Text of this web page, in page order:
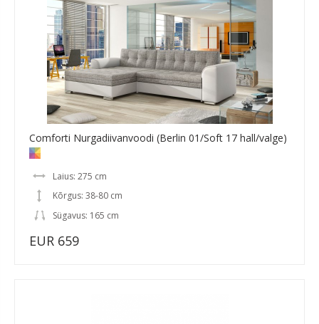
Comforti Nurgadiivanvoodi (Berlin 01/Soft 17 hall/valge)
Laius: 275 cm
Kõrgus: 38-80 cm
Sügavus: 165 cm
EUR 659